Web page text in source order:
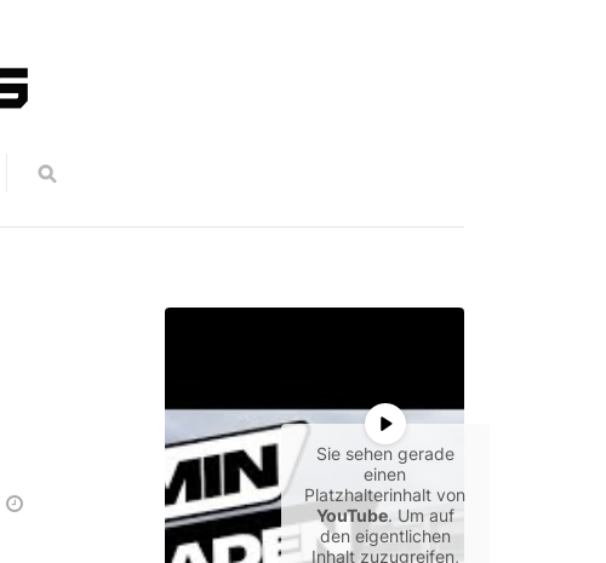
Sie sehen gerade
einen
Platzhalterinhalt von
YouTube. Um auf
den eigentlichen
Inhalt zuzugreifen,